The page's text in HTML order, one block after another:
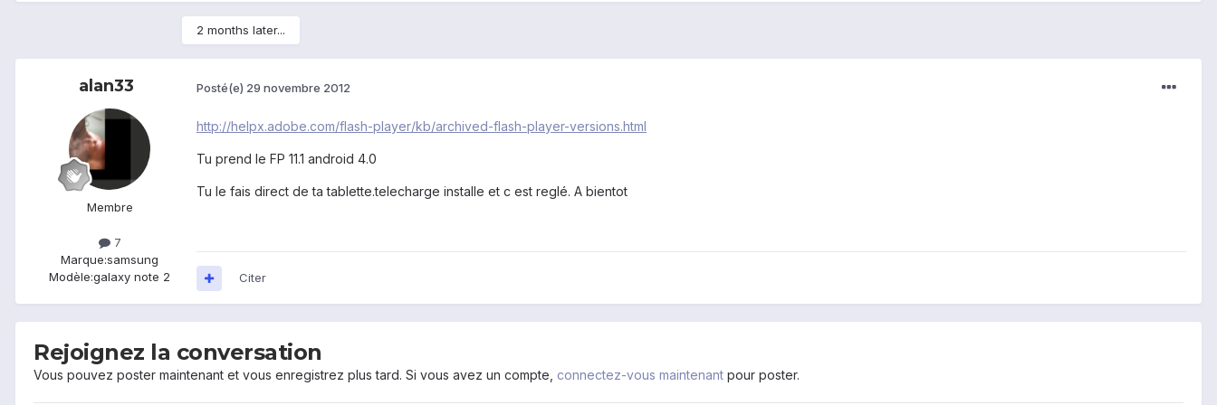
2 months later...
alan33
Membre
7
Marque:samsung
Modèle:galaxy note 2
Posté(e) 29 novembre 2012
http://helpx.adobe.com/flash-player/kb/archived-flash-player-versions.html
Tu prend le FP 11.1 android 4.0
Tu le fais direct de ta tablette.telecharge installe et c est reglé. A bientot
Citer
Rejoignez la conversation
Vous pouvez poster maintenant et vous enregistrez plus tard. Si vous avez un compte, connectez-vous maintenant pour poster.